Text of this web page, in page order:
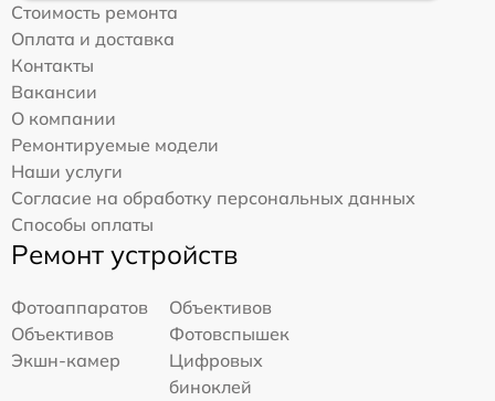
Стоимость ремонта
Оплата и доставка
Контакты
Вакансии
О компании
Ремонтируемые модели
Наши услуги
Согласие на обработку персональных данных
Способы оплаты
Ремонт устройств
Фотоаппаратов
Объективов
Объективов
Фотовспышек
Экшн-камер
Цифровых
биноклей